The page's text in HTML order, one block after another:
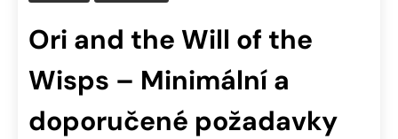
Ori and the Will of the
Wisps – Minimální a
doporučené požadavky